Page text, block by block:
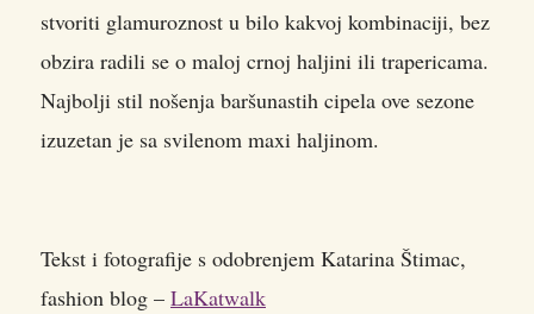
stvoriti glamuroznost u bilo kakvoj kombinaciji, bez
obzira radili se o maloj crnoj haljini ili trapericama.
Najbolji stil nošenja baršunastih cipela ove sezone
izuzetan je sa svilenom maxi haljinom.
Tekst i fotografije s odobrenjem Katarina Štimac,
fashion blog – LaKatwalk